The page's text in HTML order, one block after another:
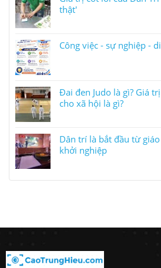
thật'
Công việc - sự nghiệp -
Đai đen Judo là gì? Giá
cho xã hội là gì?
Dân trí là bắt đầu từ
khởi nghiệp